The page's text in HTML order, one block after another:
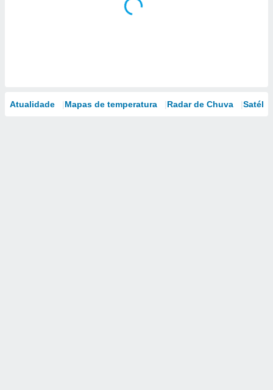
Atualidade Mapas de temperatura Radar de Chuva